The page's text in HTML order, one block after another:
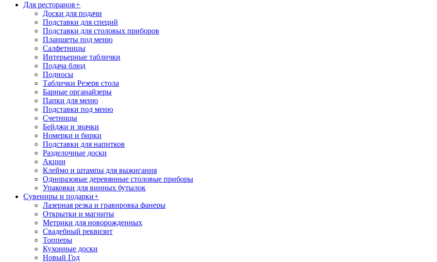
Для ресторанов+
Доски для подачи
Подставки для специй
Подставки для столовых приборов
Планшеты под меню
Салфетницы
Интерьерные таблички
Подача блюд
Подносы
Таблички Резерв стола
Барные органайзеры
Папки для меню
Подставки под меню
Счетницы
Бейджи и значки
Номерки и бирки
Подставки для напитков
Разделочные доски
Акции
Клеймо и штампы для выжигания
Одноразовые деревянные столовые приборы
Упаковки для винных бутылок
Сувениры и подарки+
Лазерная резка и гравировка фанеры
Открытки и магниты
Метрики для новорожденных
Свадебный реквизит
Топперы
Кухонные доски
Новый Год